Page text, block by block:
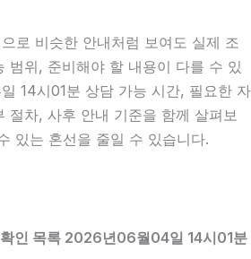
로 비슷한 안내처럼 보여도 실제 조
범위, 준비해야 할 내용이 다를 수 있
14시01분 상담 가능 시간, 필요한 자
절차, 사후 안내 기준을 함께 살펴보
있는 혼선을 줄일 수 있습니다.
인 목록 2026년06월04일 14시01분